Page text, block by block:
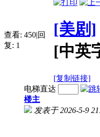
查看: 450|回
复: 1
[美剧]
[中英
[复制链接]
电梯直达
楼主
发表于 2026-5-9